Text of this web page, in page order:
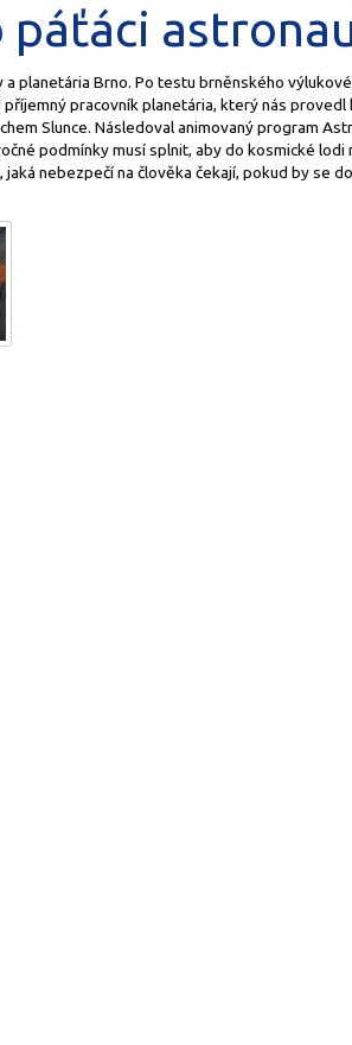
páťáci
planetária Brno. Po testu brněnského
pracovník planetária, který nás provedl
Slunce. Následoval animovaný program
podmínky musí splnit, aby do kosmické lodi
nebezpečí na člověka čekají, pokud by se